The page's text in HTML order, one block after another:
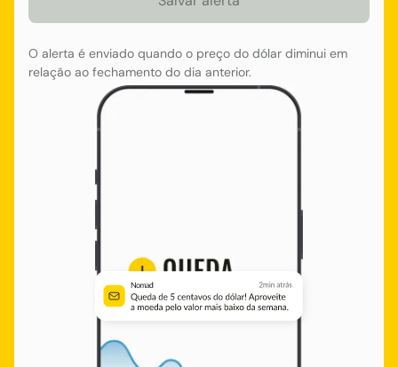
O alerta é enviado quando o preço do dólar diminui em
relação ao fechamento do dia anterior.